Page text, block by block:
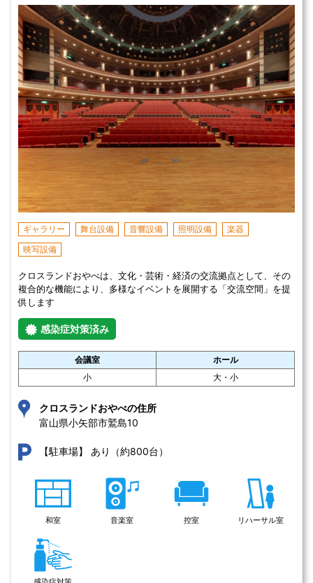
ギャラリー 舞台設備 音響設備 照明設備
楽器
映写設備
クロスランドおやべは、文化・芸術・経済の交流拠点として、その
複合的な機能により、多様なイベントを展開する「交流空間」を提
供します
感染症対策済み
会議室
ホール
小
大・小
クロスランドおやべの住所
富山県小矢部市鷲島10
【駐車場】 あり（約800台）
和室 音楽室 控室 リハーサル室